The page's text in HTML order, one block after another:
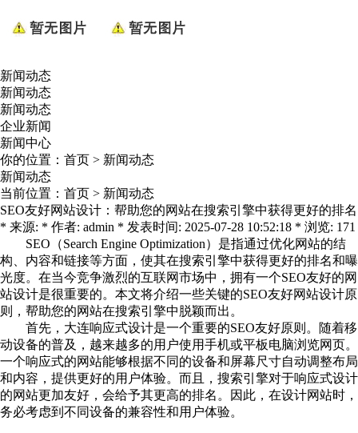
新闻动态
新闻动态
新闻动态
企业新闻
新闻中心
你的位置： 首页 > 新闻动态
新闻动态
当前位置： 首页 > 新闻动态
SEO友好网站设计：帮助您的网站在搜索引擎中获得更好的排名
* 来源: * 作者: admin * 发表时间: 2025-07-28 10:52:18 * 浏览: 171
SEO（Search Engine Optimization）是指通过优化网站的结
构、内容和链接等方面，使其在搜索引擎中获得更好的排名和曝
光度。在当今竞争激烈的互联网市场中，拥有一个SEO友好的网
站设计是很重要的。本文将介绍一些关键的SEO友好网站设计原
则，帮助您的网站在搜索引擎中脱颖而出。
首先， 大连响应式设计是一个重要的SEO友好原则。随着移
动设备的普及，越来越多的用户使用手机或平板电脑浏览网页。
一个响应式的网站能够根据不同的设备和屏幕尺寸自动调整布局
和内容，提供更好的用户体验。而且，搜索引擎对于响应式设计
的网站更加友好，会给予其更高的排名。因此，在设计网站时，
务必考虑到不同设备的兼容性和用户体验。